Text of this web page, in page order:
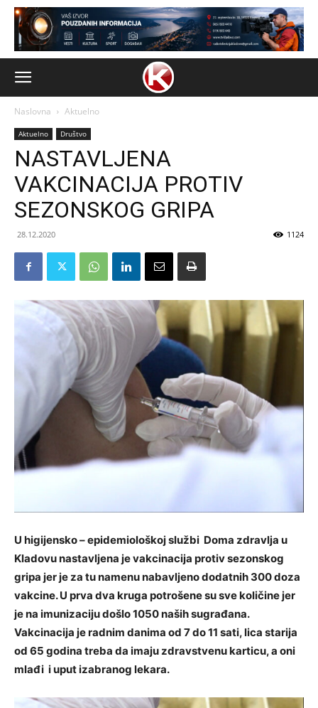
Naslovna Aktuelno
Aktuelno Društvo
NASTAVLJENA
VAKCINACIJA PROTIV
SEZONSKOG GRIPA
28.12.2020 1124
U higijensko – epidemiološkoj službi Doma zdravlja u
Kladovu nastavljena je vakcinacija protiv sezonskog
gripa jer je za tu namenu nabavljeno dodatnih 300 doza
vakcine. U prva dva kruga potrošene su sve količine jer
je na imunizaciju došlo 1050 naših sugrađana.
Vakcinacija je radnim danima od 7 do 11 sati, lica starija
od 65 godina treba da imaju zdravstvenu karticu, a oni
mlađi i uput izabranog lekara.